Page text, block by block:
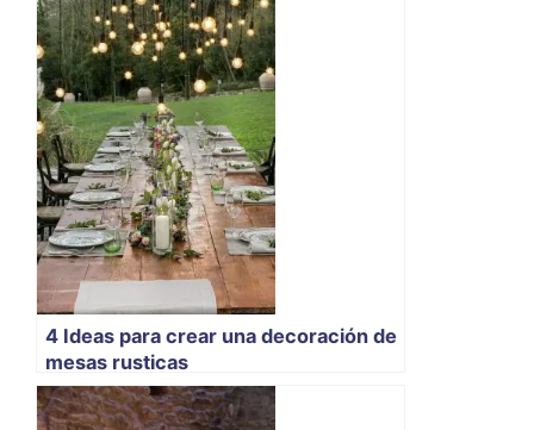
4 Ideas para crear una decoración de
mesas rusticas